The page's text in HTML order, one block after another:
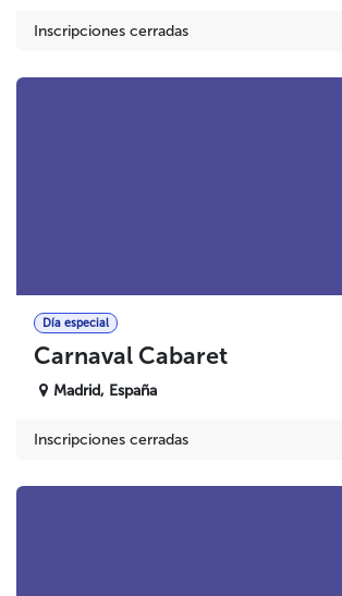
Inscripciones cerradas
Día especial
Carnaval Cabaret
Madrid, España
Inscripciones cerradas